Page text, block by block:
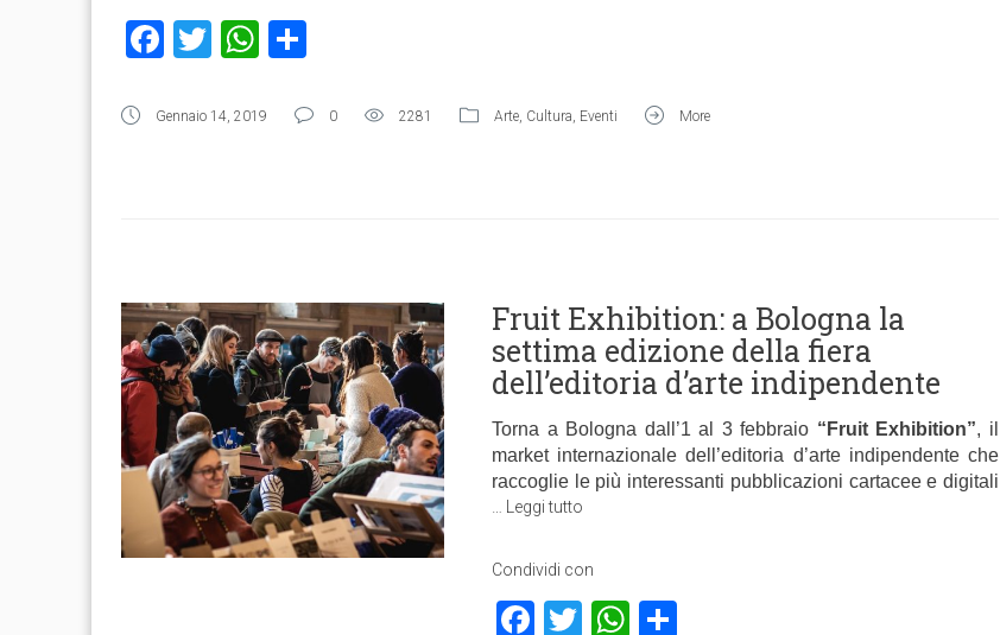
Facebook
TwitterWhatsApp
Gennaio 14, 2019 0 2281 Arte, Cultura, Eventi More
Fruit Exhibition: a Bologna la
settima edizione della fiera
dell’editoria d’arte indipendente
Torna a Bologna dall’1 al 3 febbraio “Fruit Exhibition”, il
market internazionale dell’editoria d’arte indipendente che
raccoglie le più interessanti pubblicazioni cartacee e digitali
Leggi tutto
Condividi con
Facebook
TwitterWhatsApp